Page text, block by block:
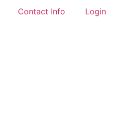
Contact Info Login